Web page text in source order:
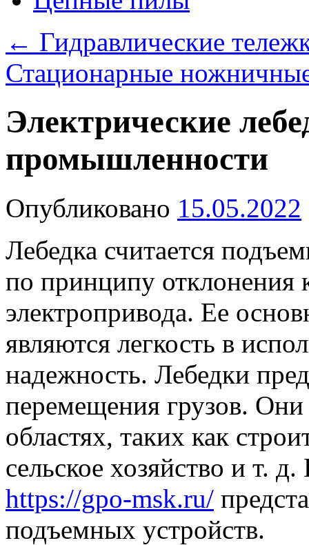
← Гидравлические
Стационарные
Электрические
промышленности
Опубликовано 15.05.2022
Лебедка считается
по принципу
электропривода. Ее
являются легкость в
надежность. Лебедки
перемещения грузов.
областях, таких как
сельское хозяйство и т.
https://gpo-msk.ru/
подъемных устройств.